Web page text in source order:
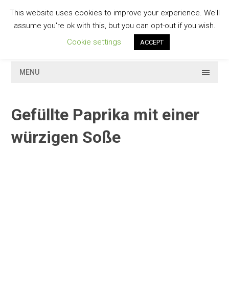
contentGESCHMACKVOLL
MENU
Gefüllte Paprika mit einer
würzigen Soße
This website uses cookies to improve your experience. We'll
assume you're ok with this, but you can opt-out if you wish.
Cookie settings
ACCEPT